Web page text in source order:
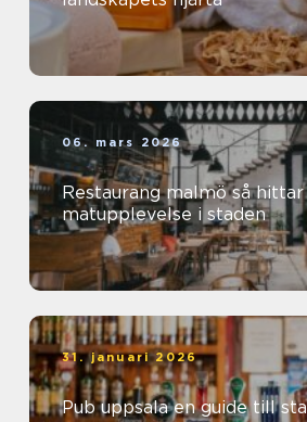
06. mars 2026
Restaurang malmö så hittar du rätt
matupplevelse i staden
31. januari 2026
Pub uppsala en guide till stadens levande